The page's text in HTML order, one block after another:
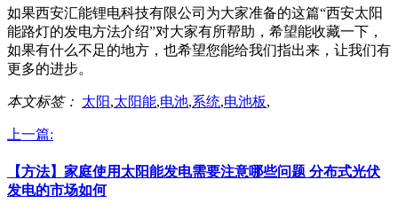
如果西安汇能锂电科技有限公司为大家准备的这篇“西安太阳
能路灯的发电方法介绍”对大家有所帮助，希望能收藏一下，
如果有什么不足的地方，也希望您能给我们指出来，让我们有
更多的进步。
本文标签： 太阳,太阳能,电池,系统,电池板,
上一篇:
【方法】家庭使用太阳能发电需要注意哪些问题 分布式光伏
发电的市场如何